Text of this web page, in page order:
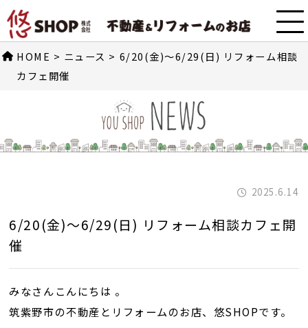
HOME > ニュース > 6/20(金)～6/29(日) リフォーム相談
カフェ開催
2025.6.14
6/20(金)～6/29(日) リフォーム相談カフェ開
催
みなさんこんにちは 。
筑紫野市の不動産とリフォームのお店、悠SHOPです。